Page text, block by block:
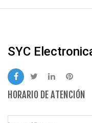
SYC
HORARIO DE ATENCIÓN